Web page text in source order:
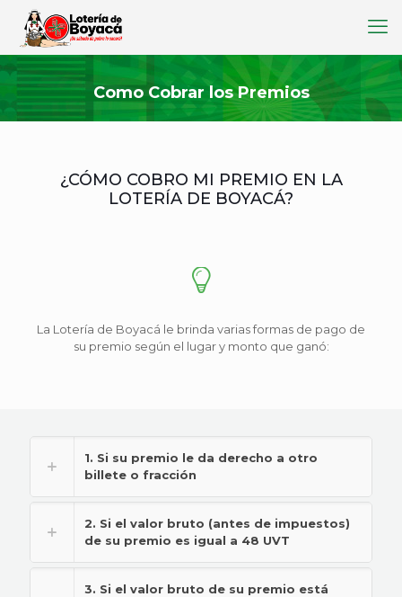
Como Cobrar los Premios
¿CÓMO COBRO MI PREMIO EN LA
LOTERÍA DE BOYACÁ?
La Lotería de Boyacá le brinda varias formas de pago de
su premio según el lugar y monto que ganó:
1. Si su premio le da derecho a otro
billete o fracción
2. Si el valor bruto (antes de impuestos)
de su premio es igual a 48 UVT
3. Si el valor bruto de su premio está